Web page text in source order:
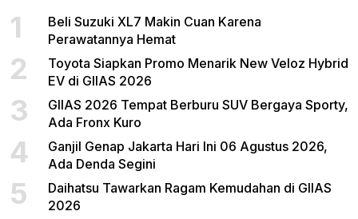
1
Beli Suzuki XL7 Makin Cuan Karena
Perawatannya Hemat
2
Toyota Siapkan Promo Menarik New Veloz Hybrid
EV di GIIAS 2026
3
GIIAS 2026 Tempat Berburu SUV Bergaya Sporty,
Ada Fronx Kuro
4
Ganjil Genap Jakarta Hari Ini 06 Agustus 2026,
Ada Denda Segini
5
Daihatsu Tawarkan Ragam Kemudahan di GIIAS
2026